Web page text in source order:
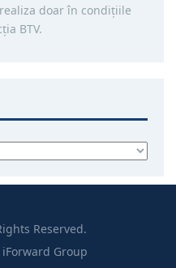
doar în condiţiile
BTV.
Reserved.
iForward Group